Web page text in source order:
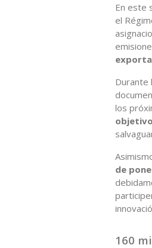
En este
el
Durante
los
de
160